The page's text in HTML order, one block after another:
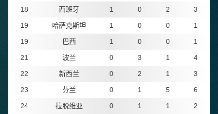
18 西班牙 1 0 2 3
19 哈萨克斯坦 1 0 0 1
19 巴西 1 0 0 1
21 波兰 0 3 1 4
22 新西兰 0 2 1 3
23 芬兰 0 1 5 6
24 拉脱维亚 0 1 1 2